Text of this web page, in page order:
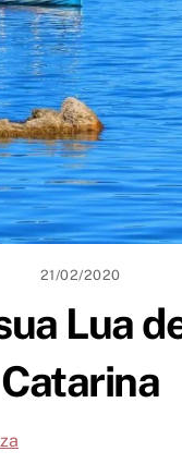
21/02/2020
Lua
Catarina